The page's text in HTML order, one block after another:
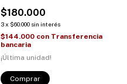
$180.000
3x $60.000 sin interés
$144.000 con Transferencia
bancaria
¡Última unidad!
Comprar